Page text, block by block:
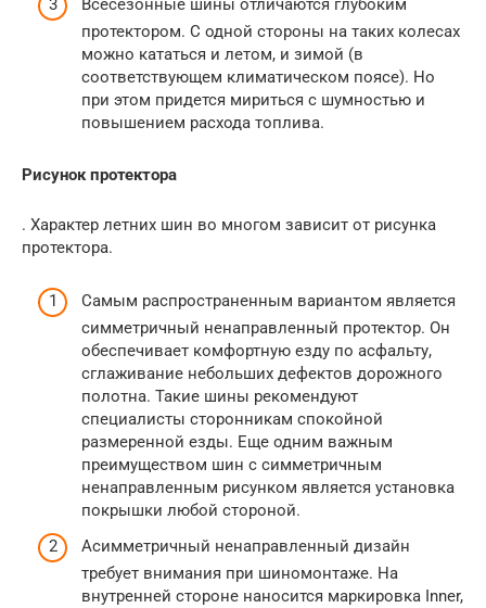
Всесезонные шины отличаются глубоким
протектором. С одной стороны на таких колесах
можно кататься и летом, и зимой (в
соответствующем климатическом поясе). Но
при этом придется мириться с шумностью и
повышением расхода топлива.
Рисунок протектора
. Характер летних шин во многом зависит от рисунка
протектора.
Самым распространенным вариантом является
симметричный ненаправленный протектор. Он
обеспечивает комфортную езду по асфальту,
сглаживание небольших дефектов дорожного
полотна. Такие шины рекомендуют
специалисты сторонникам спокойной
размеренной езды. Еще одним важным
преимуществом шин с симметричным
ненаправленным рисунком является установка
покрышки любой стороной.
Асимметричный ненаправленный дизайн
требует внимания при шиномонтаже. На
внутренней стороне наносится маркировка Inner,